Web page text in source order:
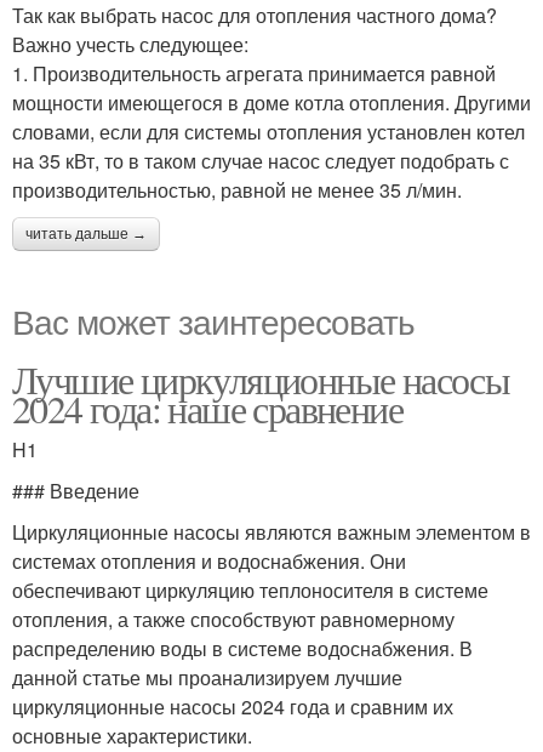
Так как выбрать насос для отопления частного дома?
Важно учесть следующее:
1. Производительность агрегата принимается равной
мощности имеющегося в доме котла отопления. Другими
словами, если для системы отопления установлен котел
на 35 кВт, то в таком случае насос следует подобрать с
производительностью, равной не менее 35 л/мин.
читать дальше →
Вас может заинтересовать
Лучшие циркуляционные насосы
2024 года: наше сравнение
H1
### Введение
Циркуляционные насосы являются важным элементом в
системах отопления и водоснабжения. Они
обеспечивают циркуляцию теплоносителя в системе
отопления, а также способствуют равномерному
распределению воды в системе водоснабжения. В
данной статье мы проанализируем лучшие
циркуляционные насосы 2024 года и сравним их
основные характеристики.